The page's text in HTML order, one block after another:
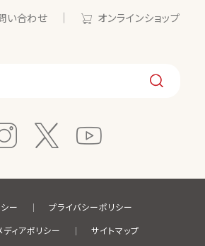
い合わせ オンラインショップ
ー
プライバシーポリシー
ィアポリシー
サイトマップ